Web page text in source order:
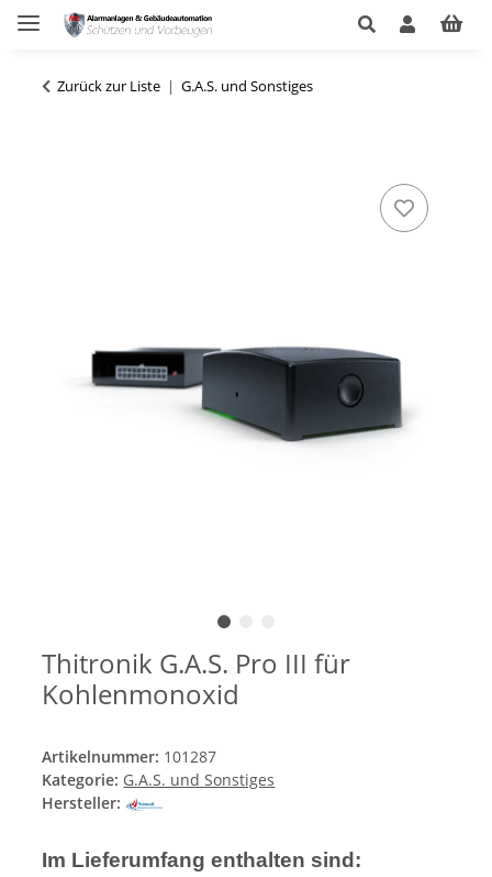
Zurück zur Liste G.A.S. und Sonstiges
Thitronik G.A.S. Pro III für
Kohlenmonoxid
Artikelnummer: 101287
Kategorie: G.A.S. und Sonstiges
Hersteller:
Im Lieferumfang enthalten sind: